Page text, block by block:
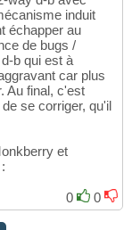
induit
échapper au
de bugs /
b qui est à
car plus
Au final, c'est
se corriger, qu'il
et
0
0